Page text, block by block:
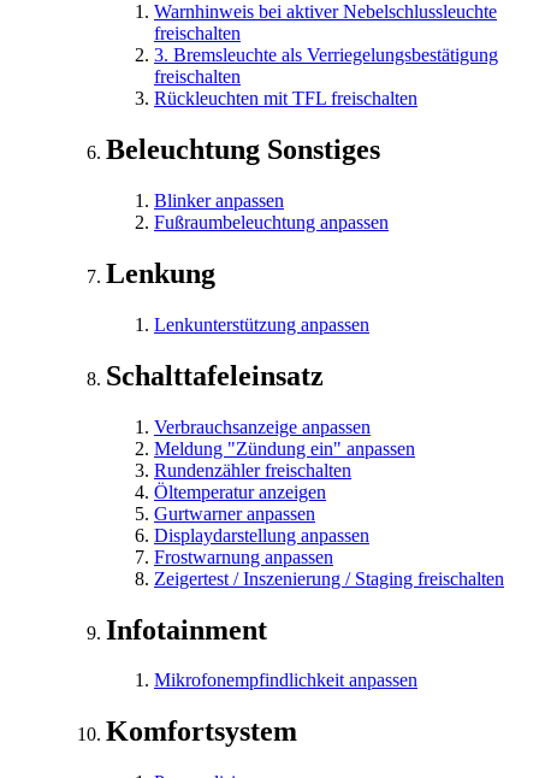
Warnhinweis bei aktiver Nebelschlussleuchte
freischalten
3. Bremsleuchte als Verriegelungsbestätigung
freischalten
Rückleuchten mit TFL freischalten
Beleuchtung Sonstiges
Blinker anpassen
Fußraumbeleuchtung anpassen
Lenkung
Lenkunterstützung anpassen
Schalttafeleinsatz
Verbrauchsanzeige anpassen
Meldung "Zündung ein" anpassen
Rundenzähler freischalten
Öltemperatur anzeigen
Gurtwarner anpassen
Displaydarstellung anpassen
Frostwarnung anpassen
Zeigertest / Inszenierung / Staging freischalten
Infotainment
Mikrofonempfindlichkeit anpassen
Komfortsystem